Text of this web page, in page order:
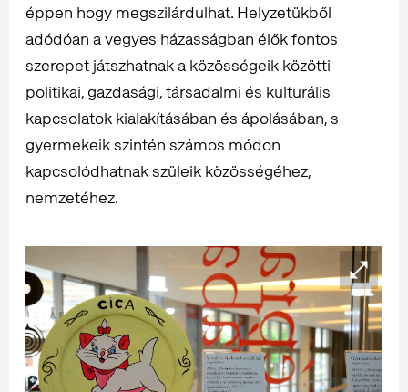
éppen hogy megszilárdulhat. Helyzetükből
adódóan a vegyes házasságban élők fontos
szerepet játszhatnak a közösségeik közötti
politikai, gazdasági, társadalmi és kulturális
kapcsolatok kialakításában és ápolásában, s
gyermekeik szintén számos módon
kapcsolódhatnak szüleik közösségéhez,
nemzetéhez.